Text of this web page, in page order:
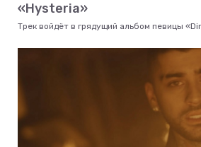
«Hysteria»
Трек войдёт в грядущий альбом певицы